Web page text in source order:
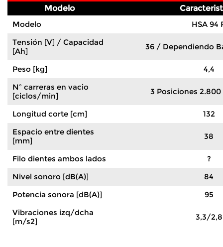
Modelo
Modelo
HSA 94
Tensión [V] / Capacidad
[Ah]
36 / Dependiendo
Peso [kg]
4,4
Nº carreras en vacio
[ciclos/min]
3 Posiciones
Longitud corte [cm]
132
Espacio entre dientes
[mm]
38
Filo dientes ambos lados
?
Nivel sonoro [dB(A)]
84
Potencia sonora [dB(A)]
95
Vibraciones izq/dcha
[m/s2]
3,3/2,8